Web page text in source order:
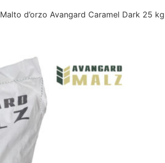
Malto d’orzo Avangard Caramel Dark 25 kg